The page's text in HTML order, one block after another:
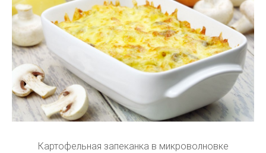
Картофельная запеканка в микроволновке